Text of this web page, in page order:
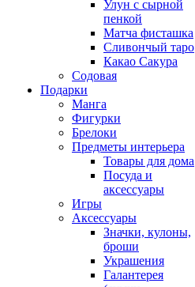
Улун с сырной
пенкой
Матча фисташка
Сливончый таро
Какао Сакура
Содовая
Подарки
Манга
Фигурки
Брелоки
Предметы интерьера
Товары для дома
Посуда и
аксессуары
Игры
Аксессуары
Значки, кулоны,
броши
Украшения
Галантерея